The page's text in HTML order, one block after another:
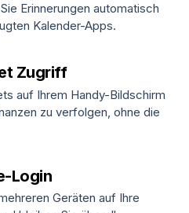
Erinnerungen automatisch
Kalender-Apps.
Zugriff
auf Ihrem Handy-Bildschirm
zu verfolgen, ohne die
Login
Geräten auf Ihre